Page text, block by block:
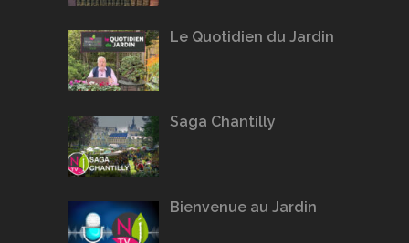
Le Quotidien du Jardin
Saga Chantilly
Bienvenue au Jardin